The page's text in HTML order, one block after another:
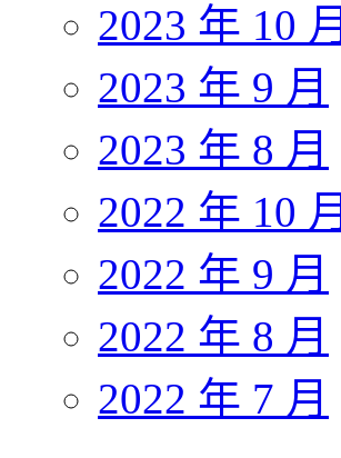
2023 年 10 月
2023 年 9 月
2023 年 8 月
2022 年 10 月
2022 年 9 月
2022 年 8 月
2022 年 7 月